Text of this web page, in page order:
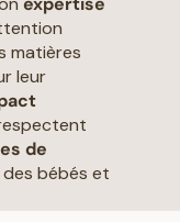
matières
leur
de
bébés et